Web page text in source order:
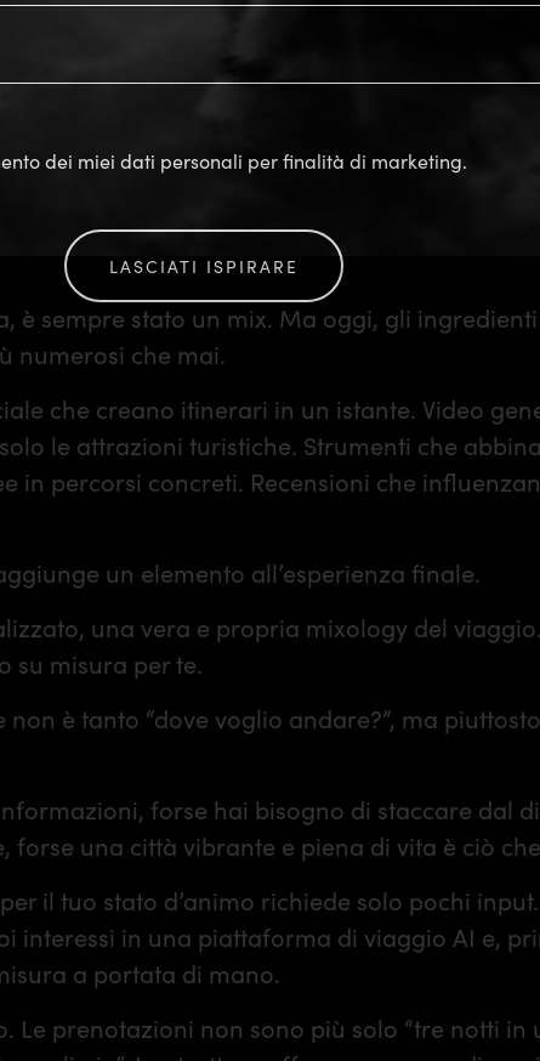
è sempre stato un mix. Ma oggi, gli
numerosi che mai.
che creano itinerari in un istante. Video
le attrazioni turistiche. Strumenti che
in percorsi concreti. Recensioni che
un elemento all’esperienza finale.
una vera e propria mixology del viaggio.
su misura per te.
è tanto “dove voglio andare?”, ma
forse hai bisogno di staccare dal
forse una città vibrante e piena di vita è ciò
il tuo stato d’animo richiede solo pochi
interessi in una piattaforma di viaggio AI e,
a portata di mano.
Le prenotazioni non sono più solo “tre notti in
dei miei dati personali per finalità di marketing.
LASCIATI ISPIRARE